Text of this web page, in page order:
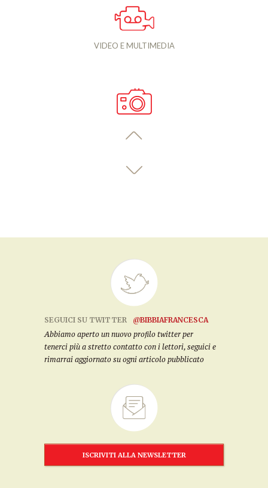
VIDEO E MULTIMEDIA
SEGUICI SU TWITTER
@BIBBIAFRANCESCA
Abbiamo aperto un nuovo profilo twitter per
tenerci più a stretto contatto con i lettori, seguici e
rimarrai aggiornato su ogni articolo pubblicato
ISCRIVITI ALLA NEWSLETTER